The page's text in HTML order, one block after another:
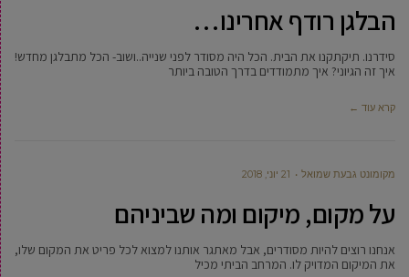
הבלגן רודף אחרינו…
סידרנו. תיקתקנו את הבית. הכל היה מסודר לפני שנייה..ושוב- הכל מתבלגן מחדש!
איך זה הגיוני? איך מתמודדים בדרך הטובה ביותר
קרא עוד ←
מקומונט גבעת שמואל 21 יוני, 2018
על מקום, מיקום ומה שביניהם
אנחנו רוצים להיות מסודרים, אבל מאתגר אותנו למצוא לכל פריט את המקום שלו,
את המיקום המדויק לו. המרחב הביתי מכיל